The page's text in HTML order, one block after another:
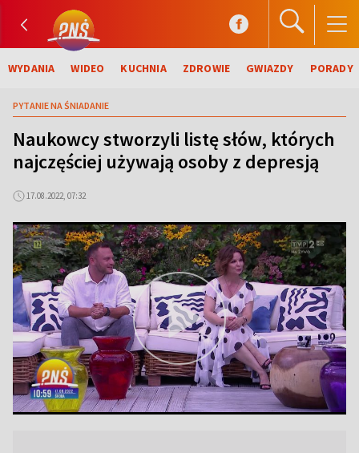
WYDANIA WIDEO KUCHNIA ZDROWIE GWIAZDY PORADY
PYTANIE NA ŚNIADANIE
Naukowcy stworzyli listę słów, których
najczęściej używają osoby z depresją
17.08.2022, 07:32